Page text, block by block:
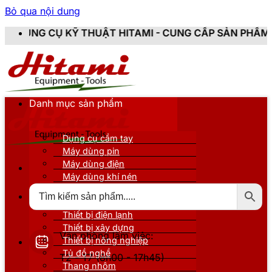
Bỏ qua nội dung
HITAMI - CUNG CẤP SẢN PHẨM CHÍNH HÃNG,
Văn phòng làm việc:
T2 - T7 (8h00 - 17h45)
Danh mục sản phẩm
Dụng cụ cầm tay
Máy dùng pin
Máy dùng điện
Máy dùng khí nén
Thiết bị nâng đỡ
Thiết bị điện lạnh
Thiết bị xây dựng
Thiết bị nông nghiệp
Tủ đồ nghề
Thang nhôm